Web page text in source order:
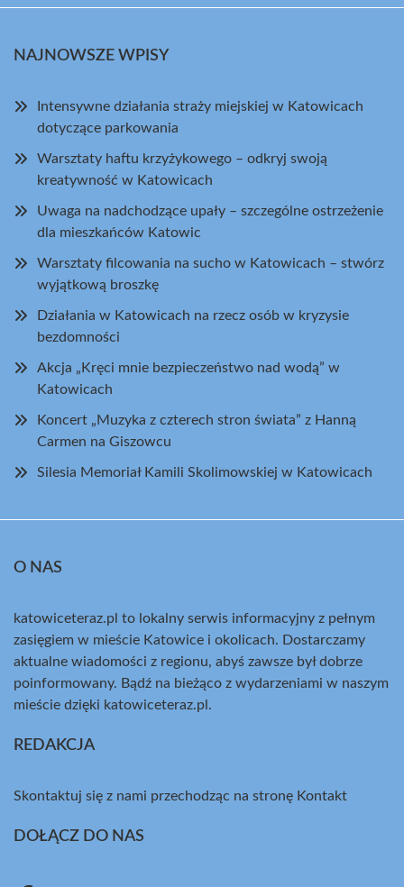
NAJNOWSZE WPISY
Intensywne działania straży miejskiej w Katowicach
dotyczące parkowania
Warsztaty haftu krzyżykowego – odkryj swoją
kreatywność w Katowicach
Uwaga na nadchodzące upały – szczególne ostrzeżenie
dla mieszkańców Katowic
Warsztaty filcowania na sucho w Katowicach – stwórz
wyjątkową broszkę
Działania w Katowicach na rzecz osób w kryzysie
bezdomności
Akcja „Kręci mnie bezpieczeństwo nad wodą” w
Katowicach
Koncert „Muzyka z czterech stron świata” z Hanną
Carmen na Giszowcu
Silesia Memoriał Kamili Skolimowskiej w Katowicach
O NAS
katowiceteraz.pl to lokalny serwis informacyjny z pełnym
zasięgiem w mieście Katowice i okolicach. Dostarczamy
aktualne wiadomości z regionu, abyś zawsze był dobrze
poinformowany. Bądź na bieżąco z wydarzeniami w naszym
mieście dzięki katowiceteraz.pl.
REDAKCJA
Skontaktuj się z nami przechodząc na stronę Kontakt
DOŁĄCZ DO NAS